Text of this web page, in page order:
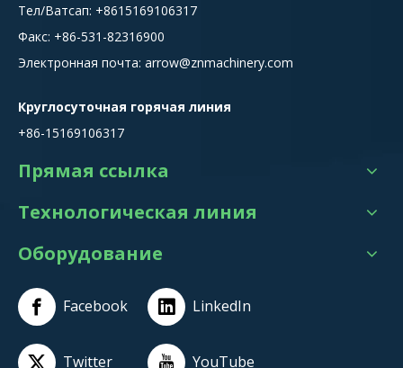
Тел/Ватсап: +8615169106317
Факс: +86-531-82316900
Электронная почта: arrow@znmachinery.com
Круглосуточная горячая линия
+86-15169106317
Прямая ссылка
Технологическая линия
Оборудование
Facebook LinkedIn
Twitter YouTube